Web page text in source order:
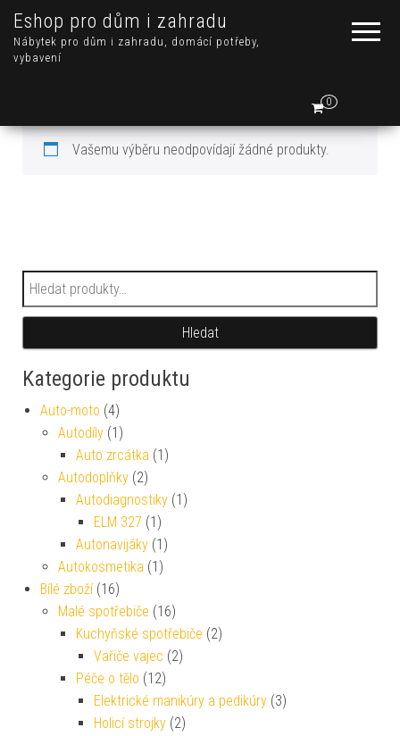
Eshop pro dům i zahradu
Nábytek pro dům i zahradu, domácí potřeby,
vybavení
0
Vašemu výběru neodpovídají žádné produkty.
Hledat:
Hledat
Kategorie produktu
Auto-moto (4)
Autodíly (1)
Auto zrcátka (1)
Autodoplňky (2)
Autodiagnostiky (1)
ELM 327 (1)
Autonavijáky (1)
Autokosmetika (1)
Bílé zboží (16)
Malé spotřebiče (16)
Kuchyňské spotřebiče (2)
Vařiče vajec (2)
Péče o tělo (12)
Elektrické manikúry a pedikúry (3)
Holicí strojky (2)